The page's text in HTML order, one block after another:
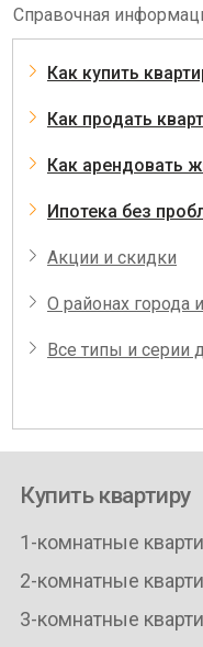
Справочная
Как купить
Как продать
Как арендовать
Ипотека без
Акции и скидки
О районах города
Все типы и серии
Купить квартиру
1-комнатные
2-комнатные
3-комнатные